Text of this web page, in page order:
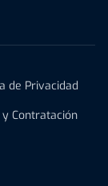
de Privacidad
y Contratación